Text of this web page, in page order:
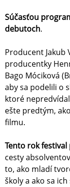
Súčasťou
debutoch.
Producent
producentky
Bago Móciková
aby sa podelili o
ktoré
ešte predtým,
filmu.
Tento rok
cesty
to, ako mladí
školy a ako sa